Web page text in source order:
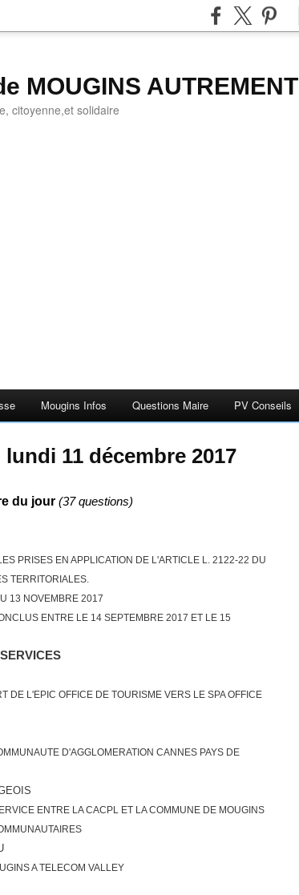
MOUGINS AUTREMENT
citoyenne,et solidaire
Mougins Infos Questions Maire PV Conseils
11 décembre 2017
du jour (37 questions)
PRISES EN APPLICATION DE L'ARTICLE L. 2122-22 DU
TERRITORIALES.
13 NOVEMBRE 2017
ENTRE LE 14 SEPTEMBRE 2017 ET LE 15
DE L'EPIC OFFICE DE TOURISME VERS LE SPA OFFICE
D'AGGLOMERATION CANNES PAYS DE
ENTRE LA CACPL ET LA COMMUNE DE MOUGINS
A TELECOM VALLEY